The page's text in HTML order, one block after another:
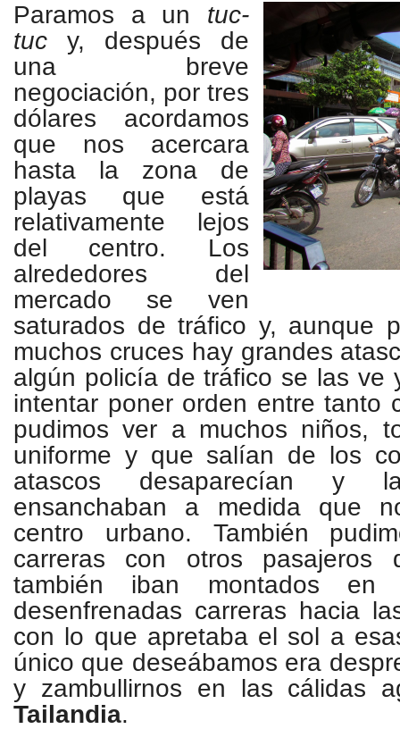
Paramos a un tuc-
tuc y, después de
una breve
negociación, por tres
dólares acordamos
que nos acercara
hasta la zona de
playas que está
relativamente lejos
del centro. Los
alrededores del
mercado se ven
saturados de tráfico y, aunque
muchos cruces hay grandes
algún policía de tráfico se las ve
intentar poner orden entre tanto
pudimos ver a muchos niños,
uniforme y que salían de los
atascos desaparecían y
ensanchaban a medida que
centro urbano. También
carreras con otros pasajeros
también iban montados en
desenfrenadas carreras hacia
con lo que apretaba el sol a
único que deseábamos era
y zambullirnos en las cálidas
Tailandia.